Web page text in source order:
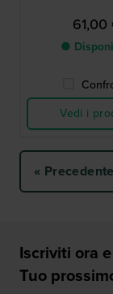
61,00
●
Vedi i
« Precedente
Iscriviti ora
Tuo